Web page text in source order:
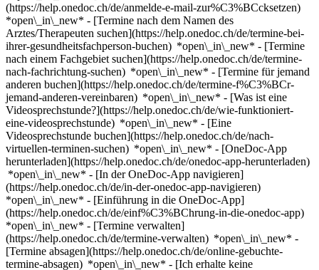
(https://help.onedoc.ch/de/anmelde-e-mail-zur%C3%BCcksetzen)
*open\_in\_new* - [Termine nach dem Namen des
Arztes/Therapeuten suchen](https://help.onedoc.ch/de/termine-bei-
ihrer-gesundheitsfachperson-buchen) *open\_in\_new* - [Termine
nach einem Fachgebiet suchen](https://help.onedoc.ch/de/termine-
nach-fachrichtung-suchen) *open\_in\_new* - [Termine für jemand
anderen buchen](https://help.onedoc.ch/de/termine-f%C3%BCr-
jemand-anderen-vereinbaren) *open\_in\_new* - [Was ist eine
Videosprechstunde?](https://help.onedoc.ch/de/wie-funktioniert-
eine-videosprechstunde) *open\_in\_new* - [Eine
Videosprechstunde buchen](https://help.onedoc.ch/de/nach-
virtuellen-terminen-suchen) *open\_in\_new* - [OneDoc-App
herunterladen](https://help.onedoc.ch/de/onedoc-app-herunterladen)
*open\_in\_new* - [In der OneDoc-App navigieren]
(https://help.onedoc.ch/de/in-der-onedoc-app-navigieren)
*open\_in\_new* - [Einführung in die OneDoc-App]
(https://help.onedoc.ch/de/einf%C3%BChrung-in-die-onedoc-app)
*open\_in\_new* - [Termine verwalten]
(https://help.onedoc.ch/de/termine-verwalten) *open\_in\_new* -
[Termine absagen](https://help.onedoc.ch/de/online-gebuchte-
termine-absagen) *open\_in\_new* - [Ich erhalte keine